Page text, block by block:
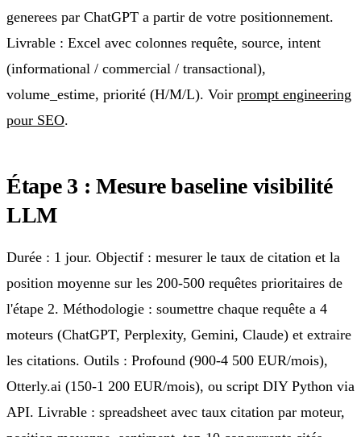
generees par ChatGPT a partir de votre positionnement.
Livrable : Excel avec colonnes requête, source, intent
(informational / commercial / transactional),
volume_estime, priorité (H/M/L). Voir prompt engineering
pour SEO.
Étape 3 : Mesure baseline visibilité
LLM
Durée : 1 jour. Objectif : mesurer le taux de citation et la
position moyenne sur les 200-500 requêtes prioritaires de
l'étape 2. Méthodologie : soumettre chaque requête a 4
moteurs (ChatGPT, Perplexity, Gemini, Claude) et extraire
les citations. Outils : Profound (900-4 500 EUR/mois),
Otterly.ai (150-1 200 EUR/mois), ou script DIY Python via
API. Livrable : spreadsheet avec taux citation par moteur,